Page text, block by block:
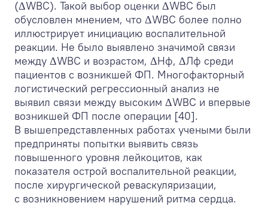
(ΔWBC). Такой выбор оценки ΔWBC был
обусловлен мнением, что ΔWBC более полно
иллюстрирует инициацию воспалительной
реакции. Не было выявлено значимой связи
между ΔWBC и возрастом, ΔНф, ΔЛф среди
пациентов с возникшей ФП. Многофакторный
логистический регрессионный анализ не
выявил связи между высоким ΔWBC и впервые
возникшей ФП после операции [40].
В вышепредставленных работах учеными были
предприняты попытки выявить связь
повышенного уровня лейкоцитов, как
показателя острой воспалительной реакции,
после хирургической реваскуляризации,
с возникновением нарушений ритма сердца.